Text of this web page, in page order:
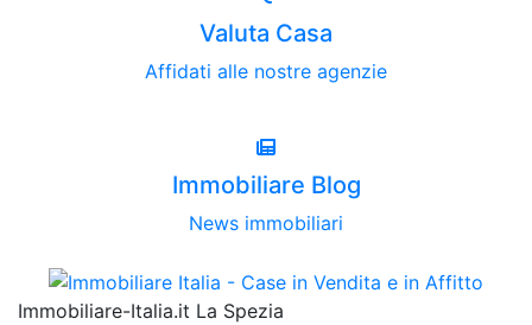
Valuta Casa
Affidati alle nostre agenzie
Immobiliare Blog
News immobiliari
Immobiliare-Italia.it La Spezia